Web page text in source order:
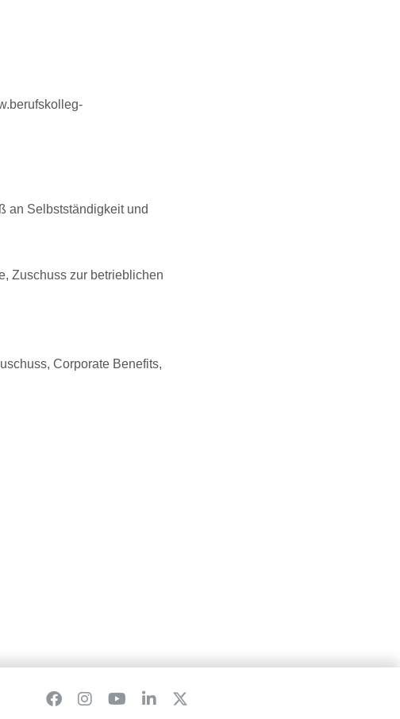
an Selbstständigkeit und
Zuschuss zur betrieblichen
Corporate Benefits,